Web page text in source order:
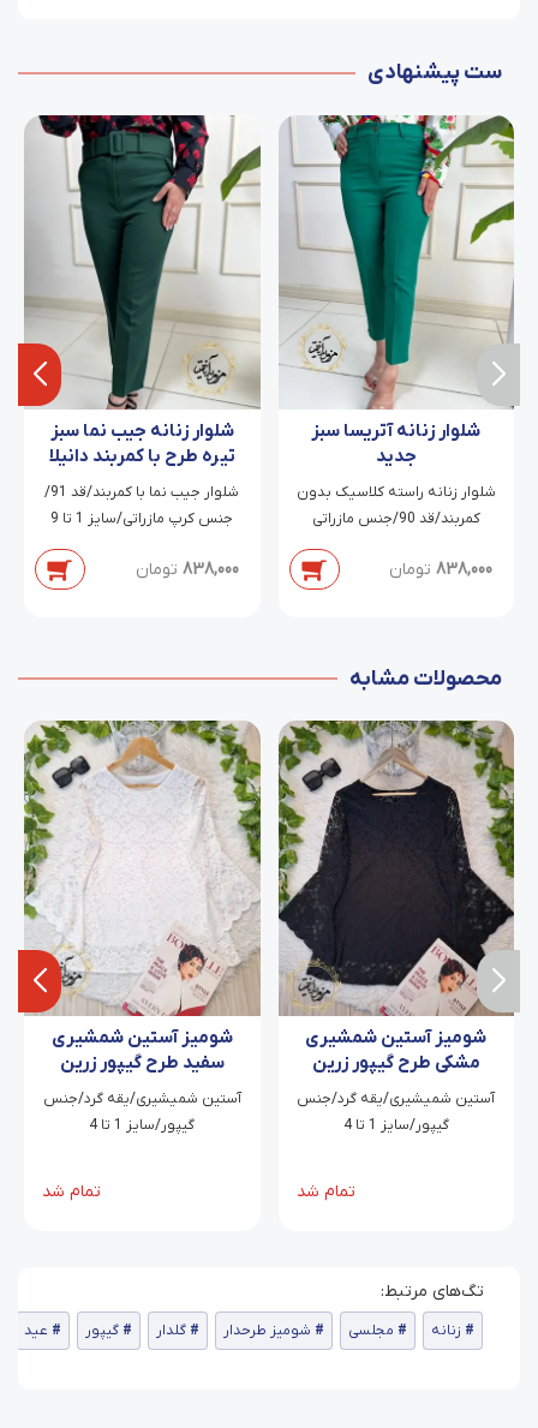
ست پیشنهادی
شلوار زنانه آتریسا سبز
جدید
شلوار زنانه راسته کلاسیک بدون
کمربند/قد 90/جنس مازراتی
838,000 تومان
شلوار زنانه جیب نما سبز
تیره طرح با کمربند دانیلا
شلوار جیب نما با کمربند/قد 91/
جنس کرپ مازراتی/سایز 1 تا 9
838,000 تومان
محصولات مشابه
شومیز آستین شمشیری
مشکی طرح گیپور زرین
آستین شمیشیری/یقه گرد/جنس
گیپور/سایز 1 تا 4
تمام شد
شومیز آستین شمشیری
سفید طرح گیپور زرین
آستین شمیشیری/یقه گرد/جنس
گیپور/سایز 1 تا 4
تمام شد
زنانه مجلسی شومیز طرحدار گلدار گیپور عید